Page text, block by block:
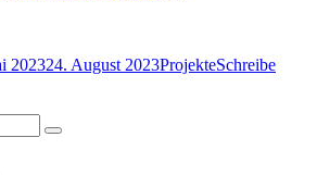
202324. August 2023ProjekteSchreibe
Suchen